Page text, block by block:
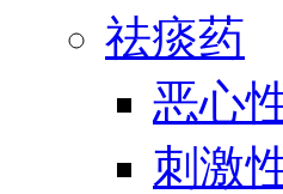
祛痰药
恶心
刺激